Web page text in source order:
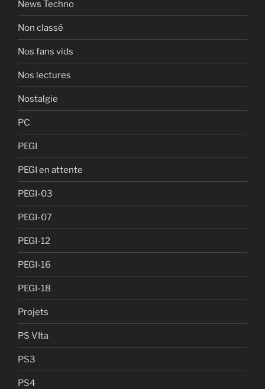
News Techno
Non classé
Nos fans vids
Nos lectures
Nostalgie
PC
PEGI
PEGI en attente
PEGI-03
PEGI-07
PEGI-12
PEGI-16
PEGI-18
Projets
PS VIta
PS3
PS4